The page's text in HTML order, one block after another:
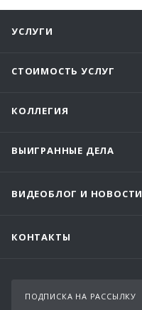
УСЛУГИ
СТОИМОСТЬ УСЛУГ
КОЛЛЕГИЯ
ВЫИГРАННЫЕ ДЕЛА
ВИДЕОБЛОГ И НОВОСТИ
КОНТАКТЫ
ПОДПИСКА НА РАССЫЛКУ